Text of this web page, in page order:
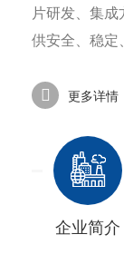
片研发、集
供安全、稳定
更多详情
企业简介